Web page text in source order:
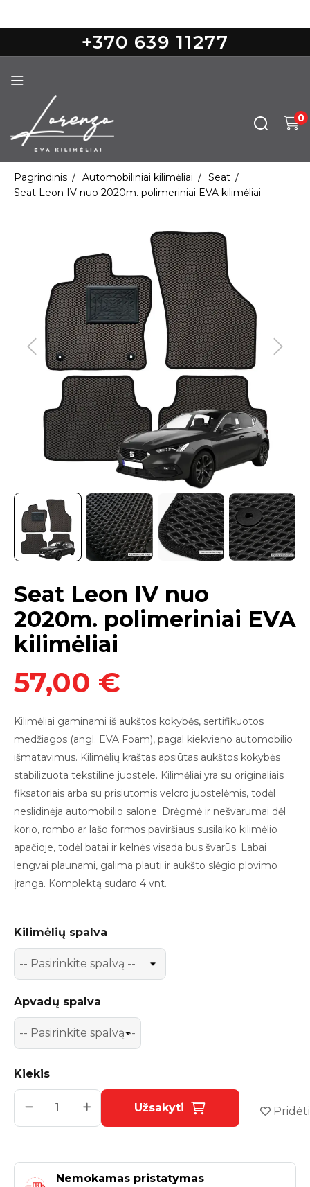
+370 639 11277
0
Pagrindinis Automobiliniai kilimėliai
Seat
Seat Leon IV nuo 2020m. polimeriniai EVA kilimėliai
Seat Leon IV nuo
2020m. polimeriniai EVA
kilimėliai
57,00 €
Kilimėliai gaminami iš aukštos kokybės, sertifikuotos
medžiagos (angl. EVA Foam), pagal kiekvieno automobilio
išmatavimus. Kilimėlių kraštas apsiūtas aukštos kokybės
stabilizuota tekstiline juostele. Kilimėliai yra su originaliais
fiksatoriais arba su prisiutomis velcro juostelėmis, todėl
neslidinėja automobilio salone. Drėgmė ir nešvarumai dėl
korio, rombo ar lašo formos paviršiaus susilaiko kilimėlio
apačioje, todėl batai ir kelnės visada bus švarūs. Labai
lengvai plaunami, galima plauti ir aukšto slėgio plovimo
įranga. Komplektą sudaro 4 vnt.
Kilimėlių spalva
Apvadų spalva
Kiekis
Užsakyti
Nemokamas pristatymas